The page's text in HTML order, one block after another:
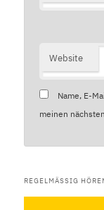
Website
Name, E-
meinen
REGELMÄSSIG HÖREN